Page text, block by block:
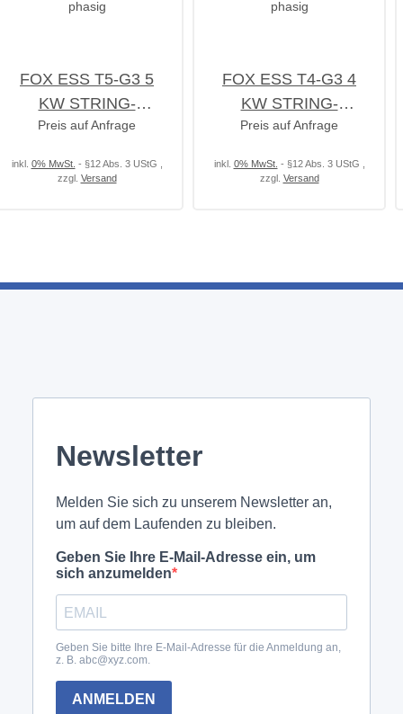
FOX ESS T5-G3 5
KW STRING-
WECHSELRICHTER
Preis auf Anfrage
inkl. 0% MwSt. - §12 Abs. 3 UStG
zzgl. Versand
FOX ESS T4-G3 4
KW STRING-
WECHSELRICHTER
Preis auf Anfrage
inkl. 0% MwSt. - §12 Abs. 3 UStG
zzgl. Versand